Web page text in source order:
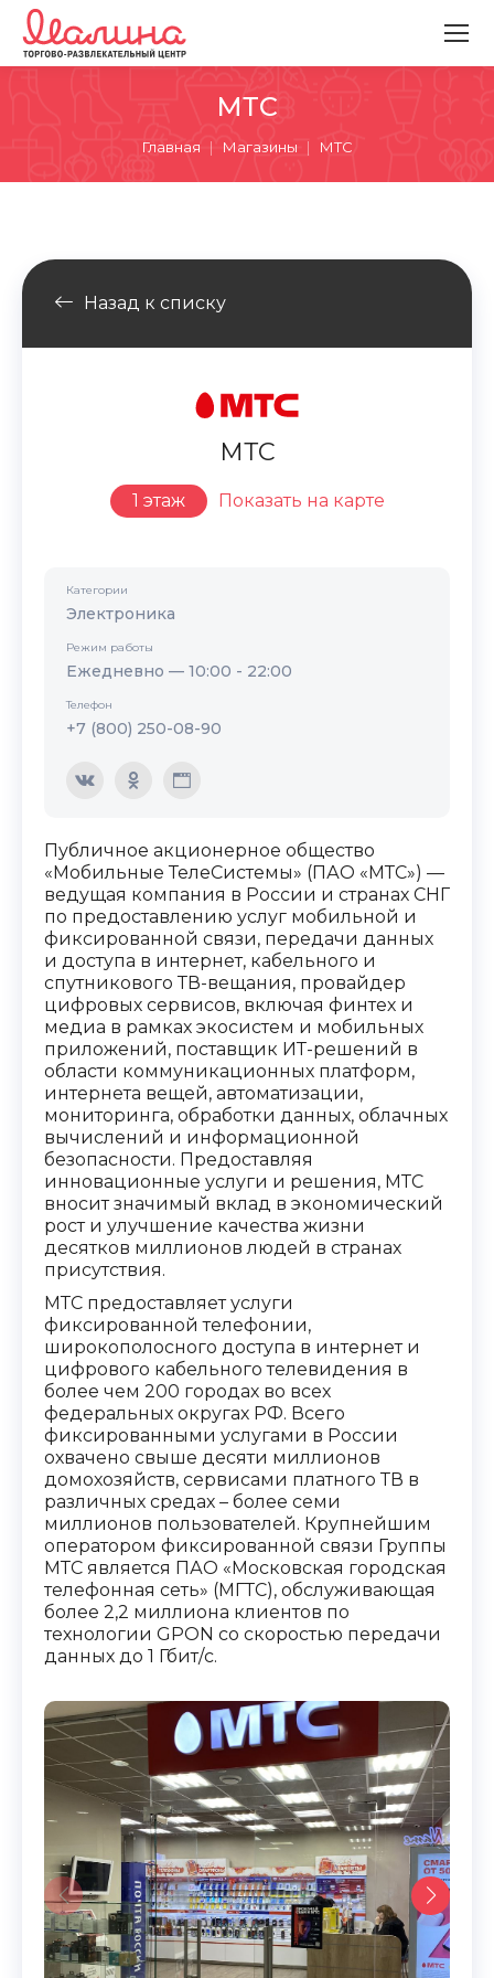
МТС
Вы здесь:
Главная Магазины МТС
Назад к списку
МТС
1 этаж Показать на карте
Публичное акционерное общество
«Мобильные ТелеСистемы» (ПАО «МТС») —
ведущая компания в России и странах СНГ
по предоставлению услуг мобильной и
фиксированной связи, передачи данных
и доступа в интернет, кабельного и
спутникового ТВ-вещания, провайдер
цифровых сервисов, включая финтех и
медиа в рамках экосистем и мобильных
приложений, поставщик ИТ-решений в
области коммуникационных платформ,
интернета вещей, автоматизации,
мониторинга, обработки данных, облачных
вычислений и информационной
безопасности. Предоставляя
инновационные услуги и решения, МТС
вносит значимый вклад в экономический
рост и улучшение качества жизни
десятков миллионов людей в странах
присутствия.
МТС предоставляет услуги
фиксированной телефонии,
широкополосного доступа в интернет и
цифрового кабельного телевидения в
более чем 200 городах во всех
федеральных округах РФ. Всего
фиксированными услугами в России
охвачено свыше десяти миллионов
домохозяйств, сервисами платного ТВ в
различных средах – более семи
миллионов пользователей. Крупнейшим
оператором фиксированной связи Группы
МТС является ПАО «Московская городская
телефонная сеть» (МГТС), обслуживающая
более 2,2 миллиона клиентов по
технологии GPON со скоростью передачи
данных до 1 Гбит/с.
Категории
Электроника
Режим работы
Ежедневно — 10:00 - 22:00
Телефон
+7 (800) 250-08-90